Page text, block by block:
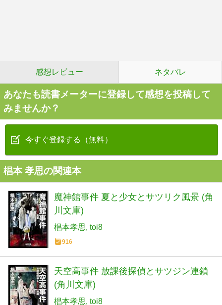
感想レビュー ネタバレ
あなたも読書メーターに登録して感想を投稿して
みませんか？
今すぐ登録する（無料）
椙本 孝思の関連本
魔神館事件 夏と少女とサツリク風景 (角
川文庫)
椙本孝思 toi8
916
天空高事件 放課後探偵とサツジン連鎖
(角川文庫)
椙本孝思 toi8